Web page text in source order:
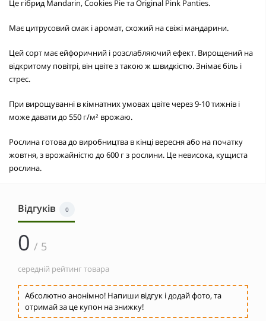
Це гібрид Mandarin, Cookies Pie та Original Pink Panties.
Має цитрусовий смак і аромат, схожий на свіжі мандарини.
Цей сорт має ейфоричний і розслабляючий ефект. Вирощений на
відкритому повітрі, він цвіте з такою ж швидкістю. Знімає біль і
стрес.
При вирощуванні в кімнатних умовах цвіте через 9-10 тижнів і
може давати до 550 г/м² врожаю.
Рослина готова до виробництва в кінці вересня або на початку
жовтня, з врожайністю до 600 г з рослини. Це невисока, кущиста
рослина.
Відгуків 0
0 / 5
середній рейтинг товара
Абсолютно анонімно! Напиши відгук і додай фото, та
отримай за це купон на знижку!